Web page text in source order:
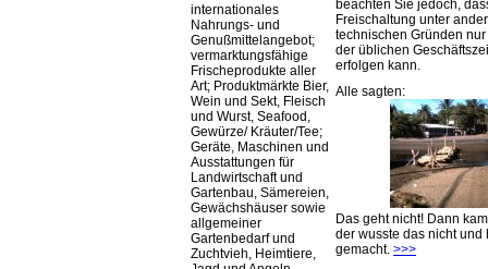
internationales
Nahrungs- und
Genußmittelangebot;
vermarktungsfähige
Frischeprodukte aller
Art; Produktmärkte Bier,
Wein und Sekt, Fleisch
und Wurst, Seafood,
Gewürze/ Kräuter/Tee;
Geräte, Maschinen und
Ausstattungen für
Landwirtschaft und
Gartenbau, Sämereien,
Gewächshäuser sowie
allgemeiner
Gartenbedarf und
Zuchtvieh, Heimtiere,
beachten Sie jedoch,
Freischaltung unter
technischen Gründen
der üblichen
erfolgen kann.
Alle sagten:
Das geht nicht! Dann
der wusste das nicht und
gemacht. >>>